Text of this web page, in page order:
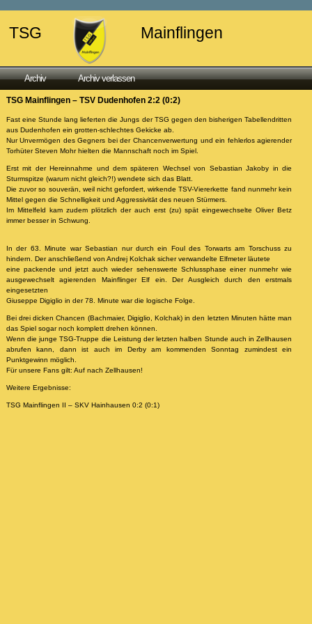
TSG Mainflingen
Archiv Archiv verlassen
TSG Mainflingen – TSV Dudenhofen 2:2 (0:2)
Fast eine Stunde lang lieferten die Jungs der TSG gegen den bisherigen Tabellendritten
aus Dudenhofen ein grotten-schlechtes Gekicke ab.
Nur Unvermögen des Gegners bei der Chancenverwertung und ein fehlerlos agierender
Torhüter Steven Mohr hielten die Mannschaft noch im Spiel.
Erst mit der Hereinnahme und dem späteren Wechsel von Sebastian Jakoby in die
Sturmspitze (warum nicht gleich?!) wendete sich das Blatt.
Die zuvor so souverän, weil nicht gefordert, wirkende TSV-Viererkette fand nunmehr kein
Mittel gegen die Schnelligkeit und Aggressivität des neuen Stürmers.
Im Mittelfeld kam zudem plötzlich der auch erst (zu) spät eingewechselte Oliver Betz
immer besser in Schwung.
In der 63. Minute war Sebastian nur durch ein Foul des Torwarts am Torschuss zu
hindern. Der anschließend von Andrej Kolchak sicher verwandelte Elfmeter läutete
eine packende und jetzt auch wieder sehenswerte Schlussphase einer nunmehr wie
ausgewechselt agierenden Mainflinger Elf ein. Der Ausgleich durch den erstmals
eingesetzten
Giuseppe Digiglio in der 78. Minute war die logische Folge.
Bei drei dicken Chancen (Bachmaier, Digiglio, Kolchak) in den letzten Minuten hätte man
das Spiel sogar noch komplett drehen können.
Wenn die junge TSG-Truppe die Leistung der letzten halben Stunde auch in Zellhausen
abrufen kann, dann ist auch im Derby am kommenden Sonntag zumindest ein
Punktgewinn möglich.
Für unsere Fans gilt: Auf nach Zellhausen!
Weitere Ergebnisse:
TSG Mainflingen II – SKV Hainhausen 0:2 (0:1)